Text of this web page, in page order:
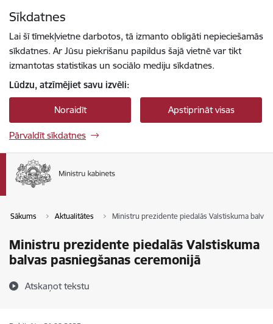
Sīkdatnes
Lai šī tīmekļvietne darbotos, tā izmanto obligāti nepieciešamās
sīkdatnes. Ar Jūsu piekrišanu papildus šajā vietnē var tikt
izmantotas statistikas un sociālo mediju sīkdatnes.
Lūdzu, atzīmējiet savu izvēli:
Noraidīt Apstiprināt visas
Pārvaldīt sīkdatnes
Sākums Aktualitātes Ministru prezidente piedalās Valstiskuma
Ministru prezidente piedalās Valstiskuma
balvas pasniegšanas ceremonijā
Atskaņot tekstu